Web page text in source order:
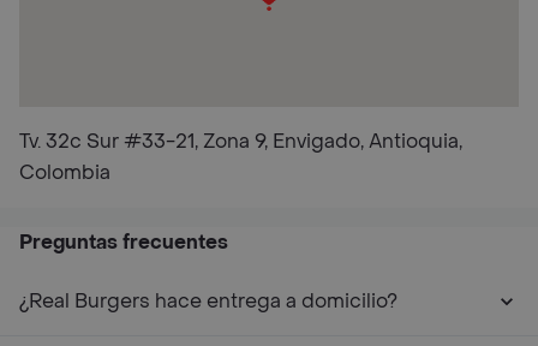
Tv. 32c Sur #33-21, Zona 9, Envigado, Antioquia,
Colombia
Preguntas frecuentes
¿Real Burgers hace entrega a domicilio?